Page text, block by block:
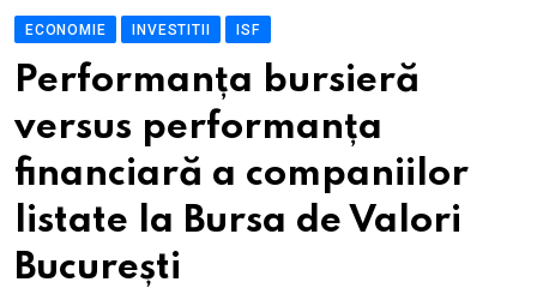
ECONOMIE INVESTITII ISF
Performanța bursieră
versus performanța
financiară a companiilor
listate la Bursa de Valori
București